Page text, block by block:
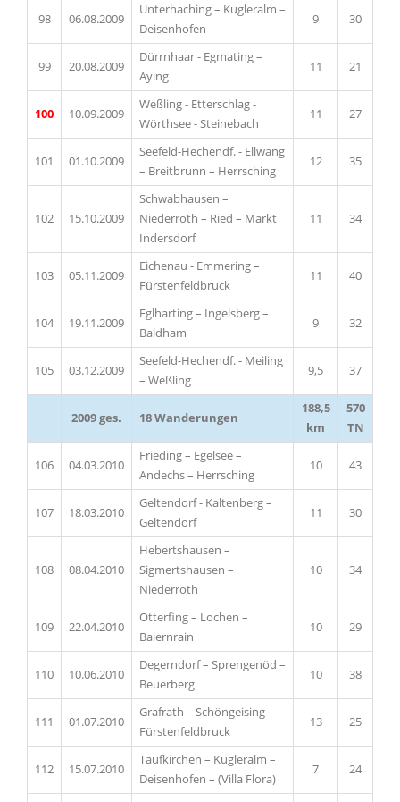
98 06.08.2009
Unterhaching – Kugleralm –
Deisenhofen
9 30
99 20.08.2009
Dürrnhaar - Egmating –
Aying
11 21
100 10.09.2009
Weßling - Etterschlag -
Wörthsee - Steinebach
11 27
101 01.10.2009
Seefeld-Hechendf. - Ellwang
– Breitbrunn – Herrsching
12 35
102 15.10.2009
Schwabhausen –
Niederroth – Ried – Markt
Indersdorf
11 34
103 05.11.2009
Eichenau - Emmering –
Fürstenfeldbruck
11 40
104 19.11.2009
Eglharting – Ingelsberg –
Baldham
9 32
105 03.12.2009
Seefeld-Hechendf. - Meiling
– Weßling
9,5 37
2009 ges. 18 Wanderungen
188,5
km
570
TN
106 04.03.2010
Frieding – Egelsee –
Andechs – Herrsching
10 43
107 18.03.2010
Geltendorf - Kaltenberg –
Geltendorf
11 30
108 08.04.2010
Hebertshausen –
Sigmertshausen –
Niederroth
10 34
109 22.04.2010
Otterfing – Lochen –
Baiernrain
10 29
110 10.06.2010
Degerndorf – Sprengenöd –
Beuerberg
10 38
111 01.07.2010
Grafrath – Schöngeising –
Fürstenfeldbruck
13 25
112 15.07.2010
Taufkirchen – Kugleralm –
Deisenhofen – (Villa Flora)
7 24